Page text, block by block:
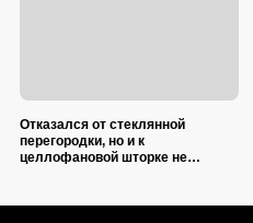
Отказался от стеклянной
перегородки, но и к
целлофановой шторке не